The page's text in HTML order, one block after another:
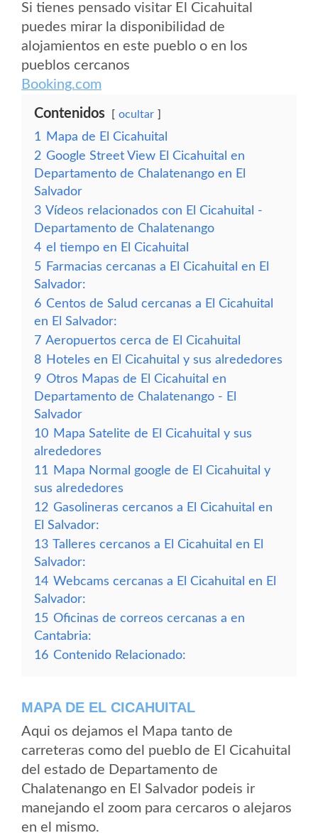
Si tienes pensado visitar El Cicahuital
puedes mirar la disponibilidad de
alojamientos en este pueblo o en los
pueblos cercanos
Booking.com
Contenidos ocultar
1
Mapa de El Cicahuital
2 Google Street View El Cicahuital en
Departamento de Chalatenango en El
Salvador
3 Vídeos relacionados con El Cicahuital -
Departamento de Chalatenango
4 el tiempo en El Cicahuital
5 Farmacias cercanas a El Cicahuital en El
Salvador:
6 Centos de Salud cercanas a El Cicahuital
en El Salvador:
7 Aeropuertos cerca de El Cicahuital
8 Hoteles en El Cicahuital y sus alrededores
9 Otros Mapas de El Cicahuital en
Departamento de Chalatenango - El
Salvador
10 Mapa Satelite de El Cicahuital y sus
alrededores
11
Mapa Normal google de El Cicahuital y
sus alrededores
12 Gasolineras cercanos a El Cicahuital en
El Salvador:
13 Talleres cercanos a El Cicahuital en El
Salvador:
14 Webcams cercanas a El Cicahuital en El
Salvador:
15 Oficinas de correos cercanas a en
Cantabria:
16 Contenido Relacionado:
MAPA DE EL CICAHUITAL
Aqui os dejamos el Mapa tanto de
carreteras como del pueblo de El Cicahuital
del estado de Departamento de
Chalatenango en El Salvador podeis ir
manejando el zoom para cercaros o alejaros
en el mismo.